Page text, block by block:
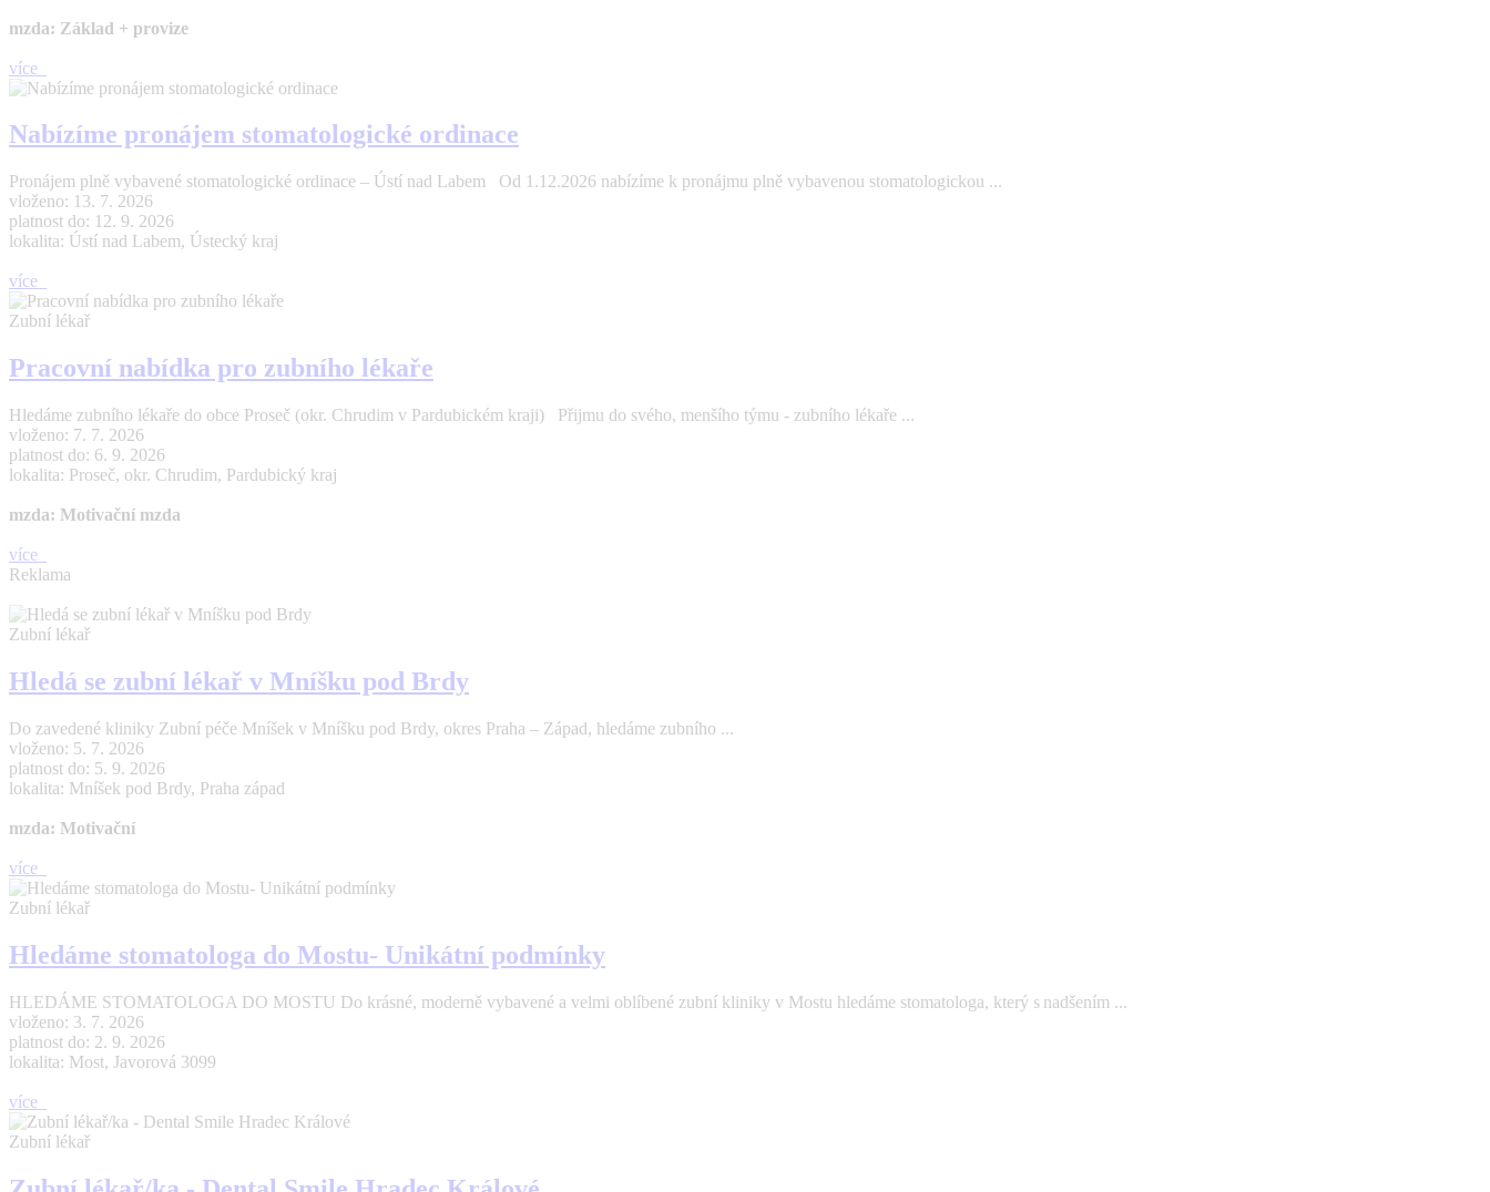
mzda: Základ + provize
více
Nabízíme pronájem stomatologické ordinace
Pronájem plně vybavené stomatologické ordinace – Ústí nad Labem Od 1.12.2026 nabízíme k pronájmu plně vybavenou stomatologickou ...
vloženo: 13. 7. 2026
platnost do: 12. 9. 2026
lokalita: Ústí nad Labem, Ústecký kraj
více
Zubní lékař
Pracovní nabídka pro zubního lékaře
Hledáme zubního lékaře do obce Proseč (okr. Chrudim v Pardubickém kraji) Přijmu do svého, menšího týmu - zubního lékaře ...
vloženo: 7. 7. 2026
platnost do: 6. 9. 2026
lokalita: Proseč, okr. Chrudim, Pardubický kraj
mzda: Motivační mzda
více
Reklama
Zubní lékař
Hledá se zubní lékař v Mníšku pod Brdy
Do zavedené kliniky Zubní péče Mníšek v Mníšku pod Brdy, okres Praha – Západ, hledáme zubního ...
vloženo: 5. 7. 2026
platnost do: 5. 9. 2026
lokalita: Mníšek pod Brdy, Praha západ
mzda: Motivační
více
Zubní lékař
Hledáme stomatologa do Mostu- Unikátní podmínky
HLEDÁME STOMATOLOGA DO MOSTU Do krásné, moderně vybavené a velmi oblíbené zubní kliniky v Mostu hledáme stomatologa, který s nadšením ...
vloženo: 3. 7. 2026
platnost do: 2. 9. 2026
lokalita: Most, Javorová 3099
více
Zubní lékař